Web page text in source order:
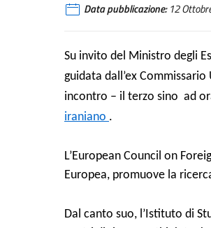
Data pubblicazione:12
Su invito del Ministro degli
guidata dall’ex
incontro – il terzo sino ad
iraniano .
L’European Council on
Europea, promuove la
Dal canto suo, l’Istituto di